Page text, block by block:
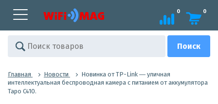
0 0
Главная Новости
Новинка от TP-Link ― уличная
интеллектуальная беспроводная камера с питанием от аккумулятора
Tapo C410.